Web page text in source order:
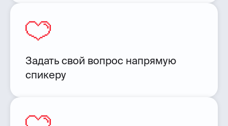
Задать свой вопрос напрямую
спикеру